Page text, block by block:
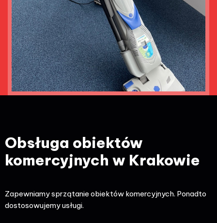
Obsługa obiektów
komercyjnych w Krakowie
Zapewniamy sprzątanie obiektów komercyjnych. Ponadto
dostosowujemy usługi.